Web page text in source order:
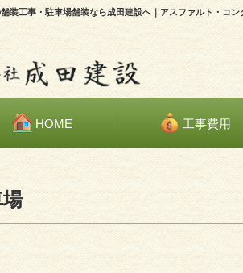
装工事・駐車場舗装なら成田建設へ｜アスファルト・コン
HOME 工事費用